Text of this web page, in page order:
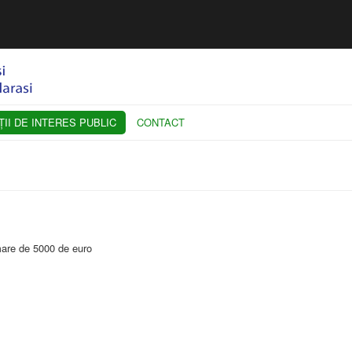
DE INTERES PUBLIC CONTACT
de 5000 de euro